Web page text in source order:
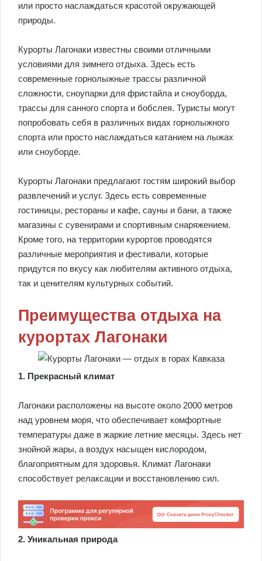
или просто наслаждаться красотой окружающей
природы.
Курорты Лагонаки известны своими отличными
условиями для зимнего отдыха. Здесь есть
современные горнолыжные трассы различной
сложности, сноупарки для фристайла и сноуборда,
трассы для санного спорта и бобслея. Туристы могут
попробовать себя в различных видах горнолыжного
спорта или просто наслаждаться катанием на лыжах
или сноуборде.
Курорты Лагонаки предлагают гостям широкий выбор
развлечений и услуг. Здесь есть современные
гостиницы, рестораны и кафе, сауны и бани, а также
магазины с сувенирами и спортивным снаряжением.
Кроме того, на территории курортов проводятся
различные мероприятия и фестивали, которые
придутся по вкусу как любителям активного отдыха,
так и ценителям культурных событий.
Преимущества отдыха на
курортах Лагонаки
1. Прекрасный климат
Лагонаки расположены на высоте около 2000 метров
над уровнем моря, что обеспечивает комфортные
температуры даже в жаркие летние месяцы. Здесь нет
знойной жары, а воздух насыщен кислородом,
благоприятным для здоровья. Климат Лагонаки
способствует релаксации и восстановлению сил.
2. Уникальная природа